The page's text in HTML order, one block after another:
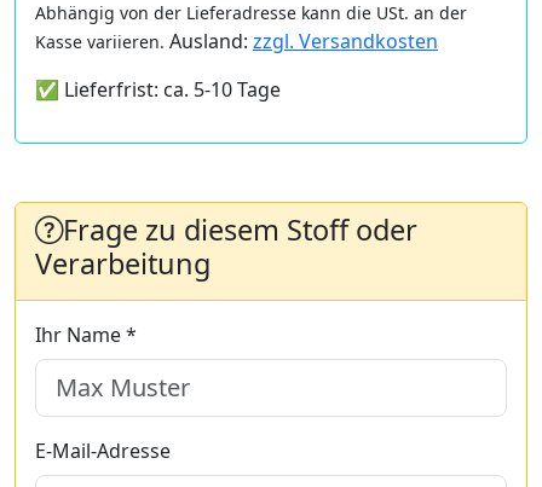
Abhängig von der Lieferadresse kann die USt. an der
Kasse variieren. Ausland: zzgl. Versandkosten
✅ Lieferfrist: ca. 5-10 Tage
Frage zu diesem Stoff oder
Verarbeitung
Ihr Name *
E-Mail-Adresse